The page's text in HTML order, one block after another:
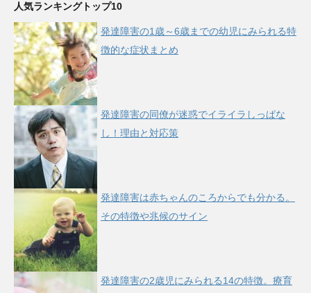
人気ランキングトップ10
発達障害の1歳～6歳までの幼児にみられる特
徴的な症状まとめ
発達障害の同僚が迷惑でイライラしっぱな
し！理由と対応策
発達障害は赤ちゃんのころからでも分かる。
その特徴や兆候のサイン
発達障害の2歳児にみられる14の特徴。療育